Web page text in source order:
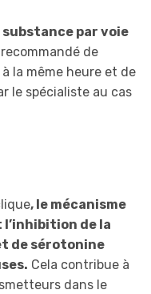
par voie
de
la même heure et de
le spécialiste au cas
, le mécanisme
de la
de sérotonine
Cela contribue à
dans le